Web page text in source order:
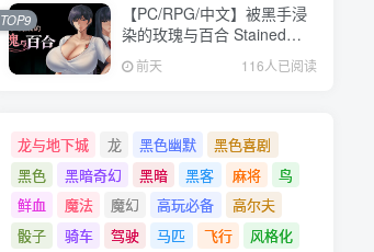
【PC/RPG/中文】被黑手浸
染的玫瑰与百合 Stained
Roses & Lilies
Build.24334183 STEAM官
前天 116人已阅读
TOP9
龙与地下城 龙 黑色幽默
黑色喜剧
黑色
黑暗奇幻 黑暗 黑客 麻将
鸟
鲜血
魔法 魔幻 高玩必备
高尔夫
骰子
骑车 驾驶 马匹 飞行
风格化